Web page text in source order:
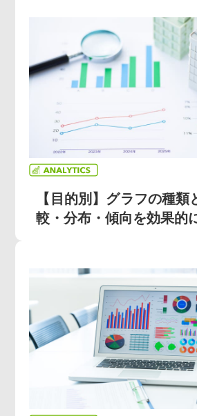
【目的別】グラフの種類
較・分布・傾向を効果的